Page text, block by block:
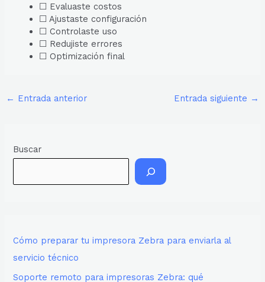
☐ Evaluaste costos
☐ Ajustaste configuración
☐ Controlaste uso
☐ Redujiste errores
☐ Optimización final
← Entrada anterior Entrada siguiente →
Buscar
Cómo preparar tu impresora Zebra para enviarla al
servicio técnico
Soporte remoto para impresoras Zebra: qué